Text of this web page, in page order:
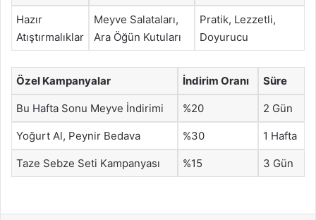
Hazır
Atıştırmalıklar
Meyve Salataları,
Ara Öğün Kutuları
Pratik, Lezzetli,
Doyurucu
Özel Kampanyalar İndirim Oranı Süre
Bu Hafta Sonu Meyve İndirimi %20 2 Gün
Yoğurt Al, Peynir Bedava %30 1 Hafta
Taze Sebze Seti Kampanyası %15 3 Gün